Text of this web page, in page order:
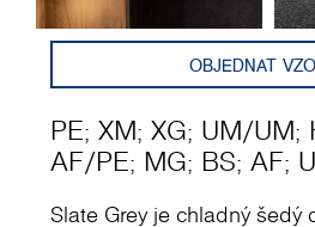
PE; XM; XG; UM/UM;
AF/PE; MG; BS; AF;
OBJEDNAT
Slate Grey je chladný šedý